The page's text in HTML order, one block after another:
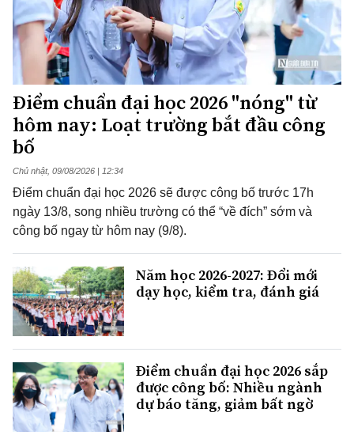
Điểm chuẩn đại học 2026 "nóng" từ
hôm nay: Loạt trường bắt đầu công
bố
Chủ nhật, 09/08/2026 | 12:34
Điểm chuẩn đại học 2026 sẽ được công bố trước 17h
ngày 13/8, song nhiều trường có thể “về đích” sớm và
công bố ngay từ hôm nay (9/8).
Năm học 2026-2027: Đổi mới
dạy học, kiểm tra, đánh giá
Điểm chuẩn đại học 2026 sắp
được công bố: Nhiều ngành
dự báo tăng, giảm bất ngờ